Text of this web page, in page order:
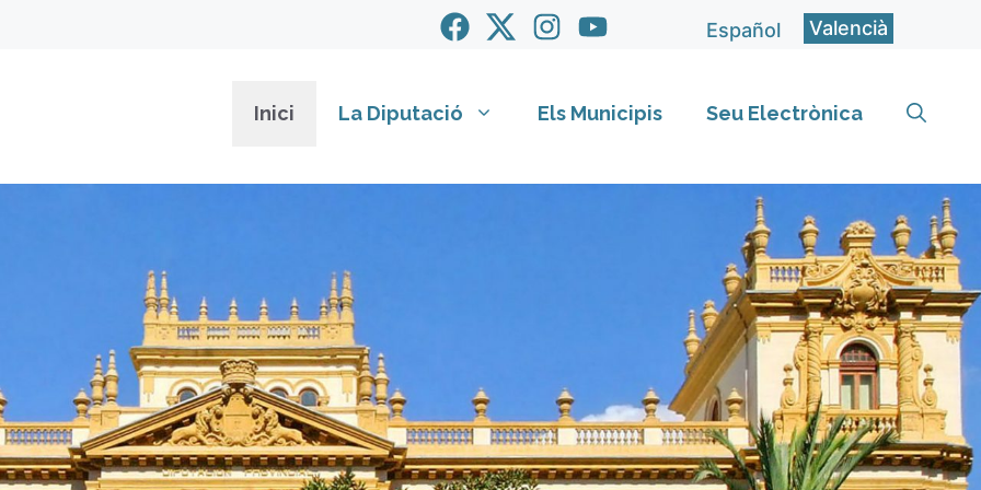
Español Valencià
Inici La Diputació Els Municipis Seu Electrònica